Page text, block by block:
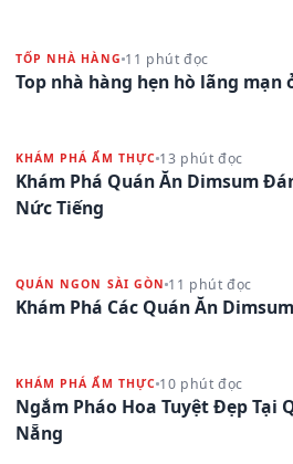
TỐP NHÀ HÀNG 11 phút đọc
Top nhà hàng hẹn hò lãng mạn
KHÁM PHÁ ẨM THỰC 13 phút đọc
Khám Phá Quán Ăn Dimsum
Nức Tiếng
QUÁN NGON SÀI GÒN 11 phút đọc
Khám Phá Các Quán Ăn
KHÁM PHÁ ẨM THỰC 10 phút đọc
Ngắm Pháo Hoa Tuyệt Đẹp Tại
Nẵng